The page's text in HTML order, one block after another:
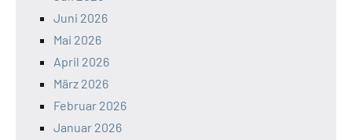
Juni 2026
Mai 2026
April 2026
März 2026
Februar 2026
Januar 2026